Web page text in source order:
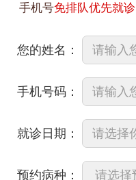
手机号免排队优先就诊
您的姓名：
手机号码：
就诊日期：
预约病种：